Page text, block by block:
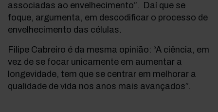
associadas ao envelhecimento”. Daí que se
foque, argumenta, em descodificar o processo de
envelhecimento das células.
Filipe Cabreiro é da mesma opinião: “A ciência, em
vez de se focar unicamente em aumentar a
longevidade, tem que se centrar em melhorar a
qualidade de vida nos anos mais avançados”.